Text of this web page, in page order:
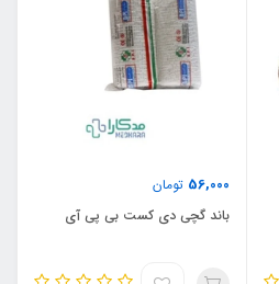
56,000 تومان
باند گچی دی کست بی پی آی